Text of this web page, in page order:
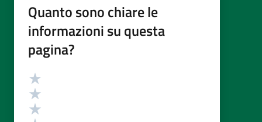
Quanto sono chiare le
informazioni su questa
pagina?
Valutazione